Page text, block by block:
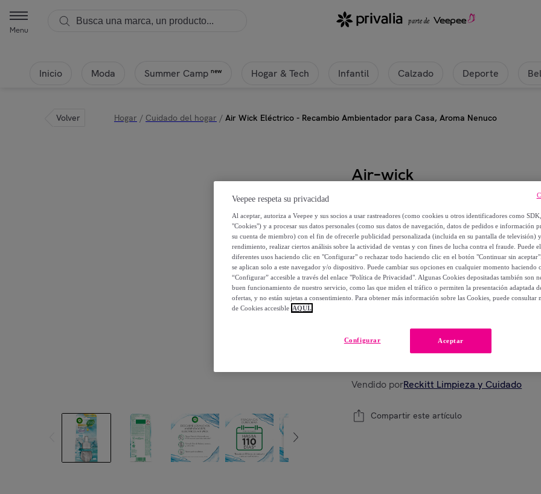
Menu
Inicio Moda Summer Camp new Hogar & Tech Infantil Calzado Deporte
Volver Hogar / Cuidado del hogar / Air Wick Eléctrico - Recambio Ambientador para Casa, Aroma Nenuco
Air-wick
Air Wick Eléctrico - Recambio
5,61 €
8,99 €
-37%
Air Wick Eléctrico - Recambio
Añadir a la cesta
Vendido porReckitt Limpieza y Cuidado
Compartir este artículo
Veepee respeta su privacidad
Al aceptar, autoriza a Veepee y sus socios a usar rastreadores (como cookies u otros identificadores como
"Cookies") y a procesar sus datos personales (como sus datos de navegación, datos de pedidos e información
su cuenta de miembro) con el fin de ofrecerle publicidad personalizada (incluida en su pantalla de televisión)
rendimiento, realizar ciertos análisis sobre la actividad de ventas y con fines de lucha contra el fraude. Puede
diferentes usos haciendo clic en "Configurar" o rechazar todo haciendo clic en el botón "Continuar sin
se aplican solo a este navegador y/o dispositivo. Puede cambiar sus opciones en cualquier momento haciendo
“Configurar” accesible a través del enlace "Política de Privacidad". Algunas Cookies depositadas también son
buen funcionamiento de nuestro servicio, como las que miden el tráfico o permiten la presentación adaptada
ofertas, y no están sujetas a consentimiento. Para obtener más información sobre las Cookies, puede consultar
de Cookies accesible AQUÍ.
Aceptar
Configurar